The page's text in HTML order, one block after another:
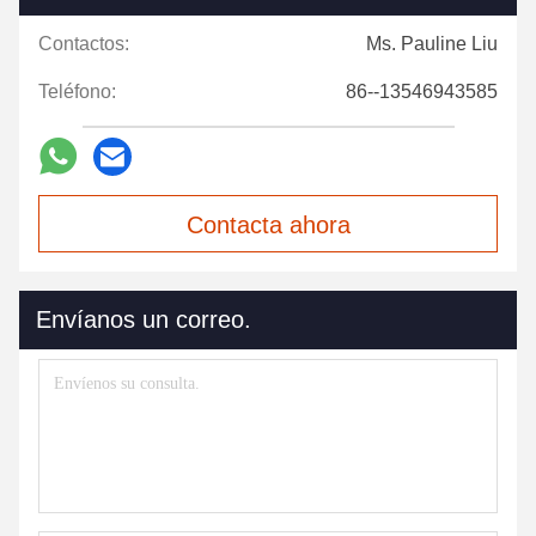
Contactos: Ms. Pauline Liu
Teléfono: 86--13546943585
Contacta ahora
Envíanos un correo.